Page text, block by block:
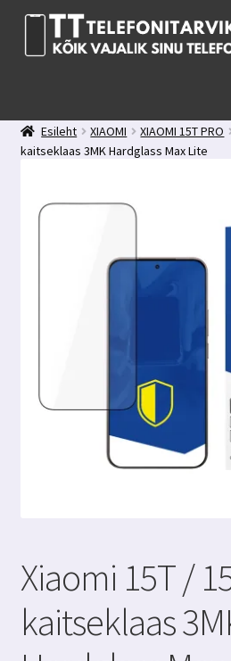
Liigu
navigeerimisele
Liigu
juurde
Minu konto
Kontakt
Esileht XIAOMI XIAOMI 15T PRO
kaitseklaas 3MK Hardglass Max Lite
Xiaomi 15T /
kaitseklaas